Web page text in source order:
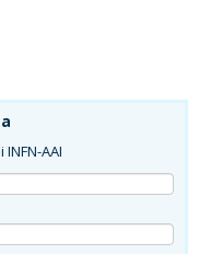
AAI